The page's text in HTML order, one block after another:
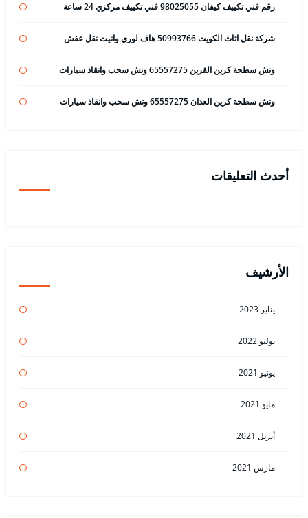
رقم فني تكييف كيفان 98025055 فني تكييف مركزي 24 ساعة
شركة نقل اثاث الكويت 50993766 هاف لوري وانيت نقل عفش
ونش سطحة كرين القرين 65557275 ونش سحب وانقاذ سيارات
ونش سطحة كرين العدان 65557275 ونش سحب وانقاذ سيارات
أحدث التعليقات
الأرشيف
يناير 2023
يوليو 2022
يونيو 2021
مايو 2021
أبريل 2021
مارس 2021